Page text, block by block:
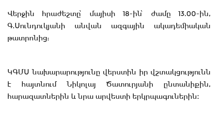
Վերջին հրաժեշտը՝ մայիսի 18-ին՝ ժամը 13.00-ին,
Գ.Սունդուկյանի անվան ազգային ակադեմիական
թատրոնից:
ԿԳՄՍ նախարարությունը վերստին իր վշտակցությունն
է հայտնում Նիկոլայ Ծատուրյանի ընտանիքին,
հարազատներին և նրա արվեստի երկրպագուներին։